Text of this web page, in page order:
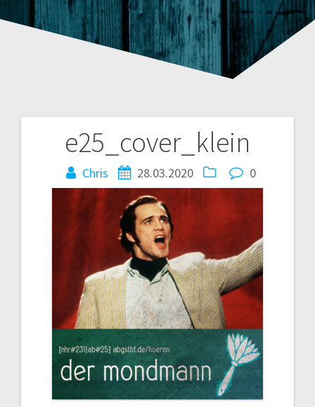
e25_cover_klein
Chris 28.03.2020 0
Beitragsnavigation